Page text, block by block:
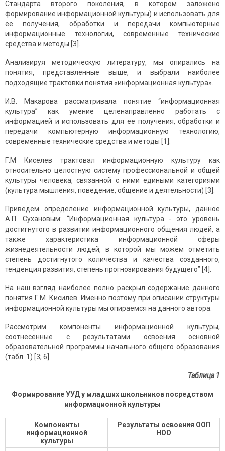
Стандарта второго поколения, в котором заложено
формирование информационной культуры) и использовать для
ее получения, обработки и передачи компьютерные
информационные технологии, современные технические
средства и методы [3].
Анализируя методическую литературу, мы опирались на
понятия, представленные выше, и выбрали наиболее
подходящие трактовки понятия «информационная культура».
И.В. Макарова рассматривала понятие “информационная
культура” как умение целенаправленно работать с
информацией и использовать для ее получения, обработки и
передачи компьютерную информационную технологию,
современные технические средства и методы [1].
Г.М Киселев трактовал информационную культуру как
относительно целостную систему профессиональной и общей
культуры человека, связанной с ними едиными категориями
(культура мышления, поведение, общение и деятельности) [3].
Приведем определение информационной культуры, данное
А.П. Сухановым: “Информационная культура - это уровень
достигнутого в развитии информационного общения людей, а
также характеристика информационной сферы
жизнедеятельности людей, в которой мы можем отметить
степень достигнутого количества и качества созданного,
тенденция развития, степень прогнозирования будущего” [4].
На наш взгляд наиболее полно раскрыл содержание данного
понятия Г.М. Кисилев. Именно поэтому при описании структуры
информационной культуры мы опираемся на данного автора.
Рассмотрим компоненты информационной культуры,
соотнесенные с результатами освоения основной
образовательной программы начального общего образования
(табл. 1) [3; 6].
Таблица 1
Формирование УУД у младших школьников посредством
информационной культуры
Компоненты
информационной
культуры
Результаты освоения ООП
НОО